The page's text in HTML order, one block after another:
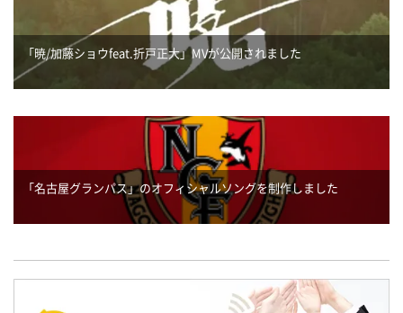
「暁/加藤ショウfeat.折戸正大」MVが公開されました
「名古屋グランパス」のオフィシャルソングを制作しました